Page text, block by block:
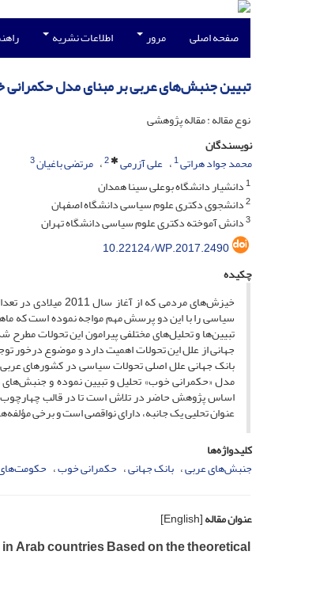
صفحه اصلی مرور اطلاعات نشریه
تبیین جنبش‌های عربی بر مبنای مدل
نوع مقاله : مقاله پژوهشی
نویسندگان
محمد جواد هراتی1 علی آزرمی 2 مرتضی باغیان3
1دانشیار دانشگاه بوعلی سینا همدان
2دانشجوی دکتری علوم سیاسی دانشگاه اصفهان
3دانش آموخته دکتری علوم سیاسی دانشگاه تهران
10.22124/WP.2017.2490
چکیده
خیزش‌های مردمی
سیاسی را با این دو پرسش مهم مواجه نموده است که
تبیین‌ها و تحلیل‌های مختلفی پیرامون این تحولات مطرح
جهانی از علل این تحولات اهمیت دارد و موضوع
بانک جهانی علل اصلی تحولات سیاسی در کشورهای
مدل «حکمرانی خوب» تحلیل و تبیین نموده و جنبش‌های
اساس پژوهش حاضر در تلاش است تا در قالب چهارچوب
عنوان تحلیی یک جانبه، دارای نواقصی است و برخی
کلیدواژه‌ها
جنبش‌های عربی بانک جهانی حکمرانی خوب
عنوان مقاله[English]
Arab countries Based on the theoretical